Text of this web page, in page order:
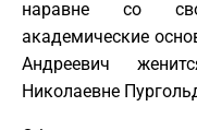
наравне со
академические
Андреевич
Николаевне